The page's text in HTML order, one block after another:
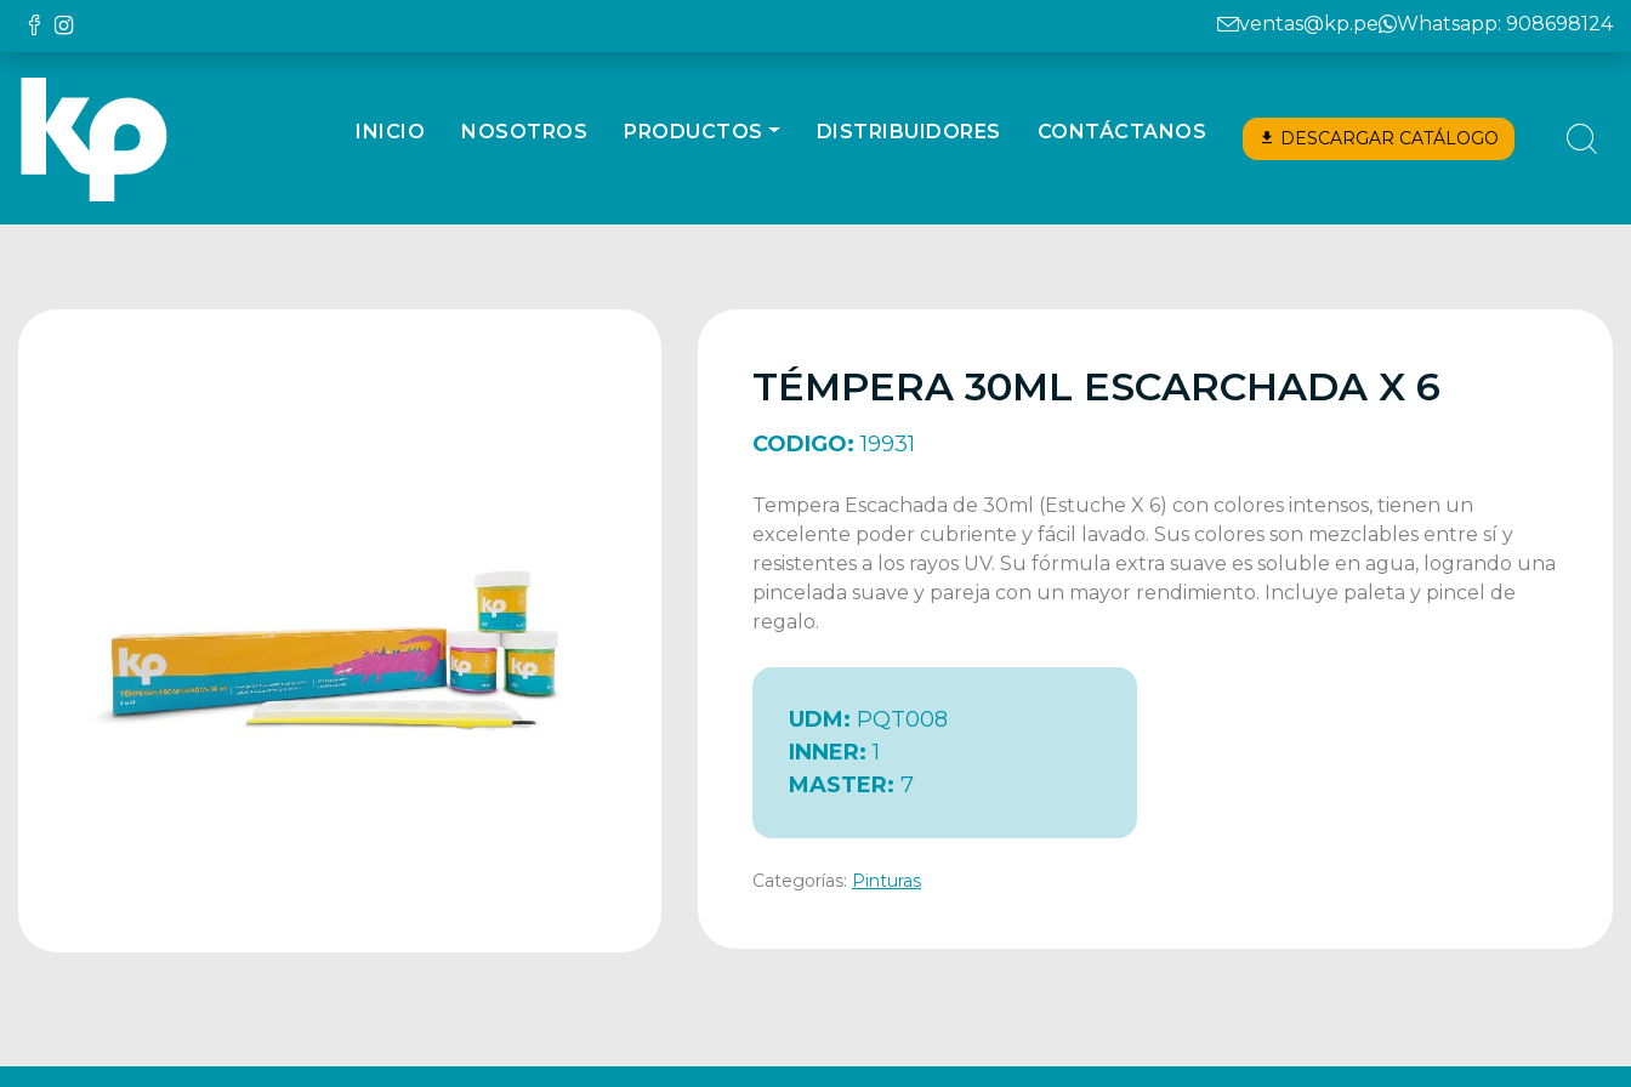
ventas@kp.pe Whatsapp: 908698124
INICIO NOSOTROS PRODUCTOS DISTRIBUIDORES CONTÁCTANOS DESCARGAR CATÁLOGO
TÉMPERA 30ML ESCARCHADA X 6
CODIGO: 19931
Tempera Escachada de 30ml (Estuche X 6) con colores intensos, tienen un
excelente poder cubriente y fácil lavado. Sus colores son mezclables entre sí y
resistentes a los rayos UV. Su fórmula extra suave es soluble en agua, logrando una
pincelada suave y pareja con un mayor rendimiento. Incluye paleta y pincel de
regalo.
UDM: PQT008
INNER: 1
MASTER: 7
Categorías: Pinturas